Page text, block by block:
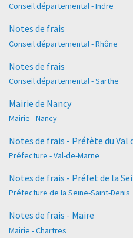
Conseil départemental - Indre
Notes de frais
Conseil départemental - Rhône
Notes de frais
Conseil départemental - Sarthe
Mairie de Nancy
Mairie - Nancy
Notes de frais - Préfète du Val
Préfecture - Val-de-Marne
Notes de frais - Préfet de la
Préfecture de la Seine-Saint-Denis
Notes de frais - Maire
Mairie - Chartres